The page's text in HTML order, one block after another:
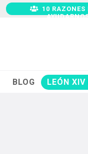
10 RAZONES
BLOG LEÓN XIV